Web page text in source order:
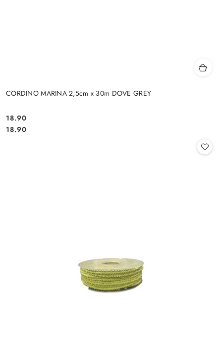
CORDINO MARINA 2,5cm x 30m DOVE GREY
Cena:
18.90
Cena:
18.90